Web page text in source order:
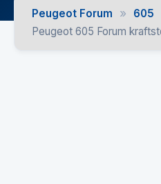
Peugeot Forum » 605
Peugeot 605 Forum